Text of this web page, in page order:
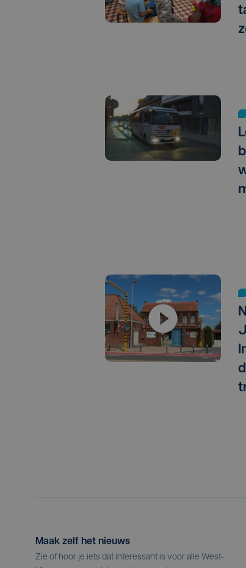
Maak zelf het nieuws
Zie of hoor je iets dat interessant is voor alle West-